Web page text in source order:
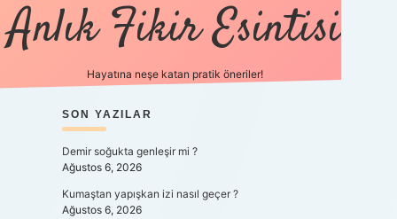
Anlık Fikir Esintisi
Hayatına neşe katan pratik öneriler!
SIDEBAR
SON YAZILAR
Demir soğukta genleşir mi ?
Ağustos 6, 2026
Kumaştan yapışkan izi nasıl geçer ?
Ağustos 6, 2026
ilbet mobil giriş